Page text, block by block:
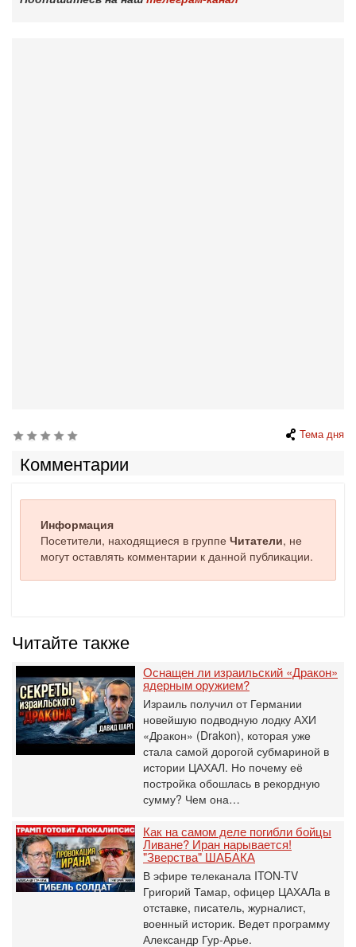
Тема дня
Комментарии
Информация
Посетители, находящиеся в группе Читатели, не
могут оставлять комментарии к данной публикации.
Читайте также
Оснащен ли израильский «Дракон»
ядерным оружием?
Израиль получил от Германии
новейшую подводную лодку АХИ
«Дракон» (Drakon), которая уже
стала самой дорогой субмариной в
истории ЦАХАЛ. Но почему её
постройка обошлась в рекордную
сумму? Чем она…
Как на самом деле погибли бойцы
Ливане? Иран нарывается!
"Зверства" ШАБАКА
В эфире телеканала ITON-TV
Григорий Тамар, офицер ЦАХАЛа в
отставке, писатель, журналист,
военный историк. Ведет программу
Александр Гур-Арье.